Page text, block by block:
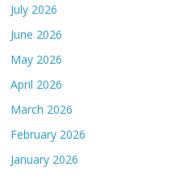
July 2026
June 2026
May 2026
April 2026
March 2026
February 2026
January 2026